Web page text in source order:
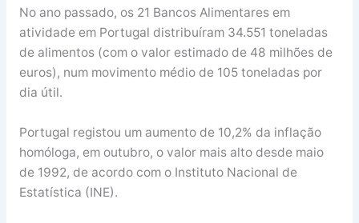
No ano passado, os 21 Bancos Alimentares em
atividade em Portugal distribuíram 34.551 toneladas
de alimentos (com o valor estimado de 48 milhões de
euros), num movimento médio de 105 toneladas por
dia útil.
Portugal registou um aumento de 10,2% da inflação
homóloga, em outubro, o valor mais alto desde maio
de 1992, de acordo com o Instituto Nacional de
Estatística (INE).